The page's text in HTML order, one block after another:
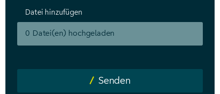
Datei hinzufügen
0 Datei(en) hochgeladen
Senden